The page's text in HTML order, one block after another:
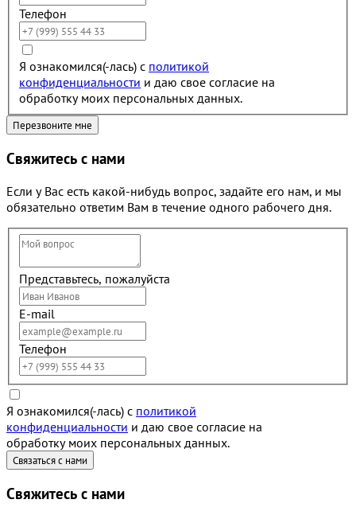
Телефон
Я ознакомился(-лась) с политикой
конфиденциальности и даю свое согласие на
обработку моих персональных данных.
Свяжитесь с нами
Если у Вас есть какой-нибудь вопрос, задайте его нам, и мы
обязательно ответим Вам в течение одного рабочего дня.
Представьтесь, пожалуйста
E-mail
Телефон
Я ознакомился(-лась) с политикой
конфиденциальности и даю свое согласие на
обработку моих персональных данных.
Свяжитесь с нами